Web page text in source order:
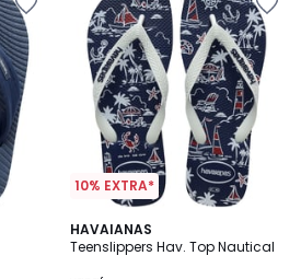
10% EXTRA*
HAVAIANAS
Teenslippers Hav. Top Nautical
1
/
2
Kleuren